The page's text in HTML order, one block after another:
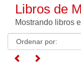
Libros de
Mostrando libros